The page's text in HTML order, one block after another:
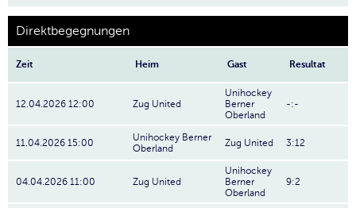
Direktbegegnungen
Zeit Heim Gast Resultat
12.04.2026 12:00 Zug United
Unihockey
Berner
Oberland
-:-
11.04.2026 15:00
Unihockey Berner
Oberland
Zug United 3:12
04.04.2026 11:00 Zug United
Unihockey
Berner
Oberland
9:2